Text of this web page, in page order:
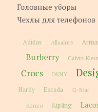
Головные уборы
Чехлы для телефонов
Adidas Allsaints
Burberry Calvin
Crocs DKNY
Hardy
Escada G-Star
Kenzo Kipling